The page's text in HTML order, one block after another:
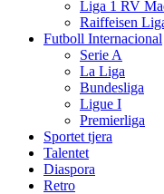
Liga 1 RV
Raiffeisen
Futboll Internacional
Serie A
La Liga
Bundesliga
Ligue I
Premierliga
Sportet tjera
Talentet
Diaspora
Retro